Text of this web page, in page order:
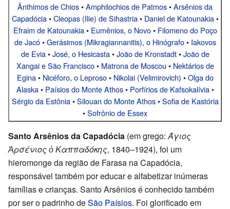
Ânthimos de Chios•Amphilochios de Patmos•Arsênios da
Capadócia•Cleopas (Ilie) de Sihastria• Daniel de Katounakia•
Efraim de Katounakia• Eumênios, o Novo• Filomeno do Poço
de Jacó•Gerásimos (Mikragiannanitis), o Hinógrafo• Iakovos
de Evia•José, o Hesicasta•João de Kronstadt•João de
Xangai e São Francisco• Matrona de Moscou • Nektários de
Egina• Nicéforo, o Leproso• Nikolai (Velimirovich) •Olga do
Alaska• Paísios do Monte Athos• Porfírios de Kafsokalívia•
Sérgio da Estônia•Silouan do Monte Athos•Sofia de Kastória
•Sofrônio de Essex
Santo Arsênios da Capadócia (em grego:Άγιος
Ἀρσένιος ὁ Καππαδόκης, 1840–1924), foi um
hieromonge da região de Farasa na Capadócia,
responsável também por educar e alfabetizar inúmeras
famílias e crianças. Santo Arsênios é conhecido também
por ser o padrinho deSão Paísios. Foi glorificado em